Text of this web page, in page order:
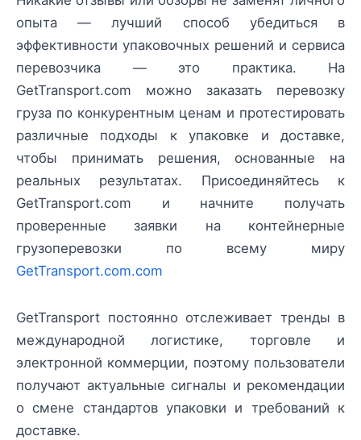
опыта — лучший способ убедиться в
эффективности упаковочных решений и сервиса
перевозчика — это практика. На
GetTransport.com можно заказать перевозку
груза по конкурентным ценам и протестировать
различные подходы к упаковке и доставке,
чтобы принимать решения, основанные на
реальных результатах. Присоединяйтесь к
GetTransport.com и начните получать
проверенные заявки на контейнерные
грузоперевозки по всему миру
GetTransport.com.com
GetTransport постоянно отслеживает тренды в
международной логистике, торговле и
электронной коммерции, поэтому пользователи
получают актуальные сигналы и рекомендации
о смене стандартов упаковки и требований к
доставке.